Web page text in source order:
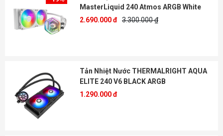
MasterLiquid 240 Atmos ARGB White
2.690.000 đ 3.300.000 ₫
Tản Nhiệt Nước THERMALRIGHT AQUA
ELITE 240 V6 BLACK ARGB
1.290.000 đ